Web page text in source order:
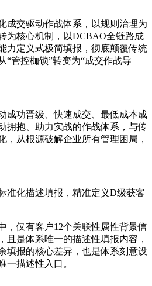
成交驱动作战体系，以规则治理为
为核心机制，以DCBAO全链路成
力定义式极简填报，彻底颠覆传统
“管控枷锁”转变为“成交作战导
成功晋级、快速成交、最低成本成
拥抱、助力实战的作战体系，与传
，从根源破解企业所有管理困局，
准化描述填报，精准定义D级获客
，仅有客户12个关联性属性背景信
且是体系唯一的描述性填报内容，
填报的核心差异，也是体系刻意设
一描述性入口。